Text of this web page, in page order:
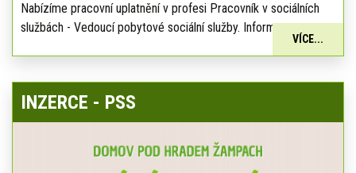
Nabízíme pracovní uplatnění v profesi Pracovník v sociálních
službách - Vedoucí pobytové sociální služby. Informace:
VÍCE...
INZERCE - PSS